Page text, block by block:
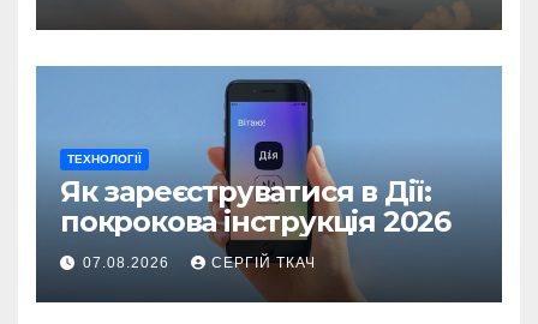
ТЕХНОЛОГІЇ
Як зареєструватися в Дії:
покрокова інструкція 2026
07.08.2026 СЕРГІЙ ТКАЧ